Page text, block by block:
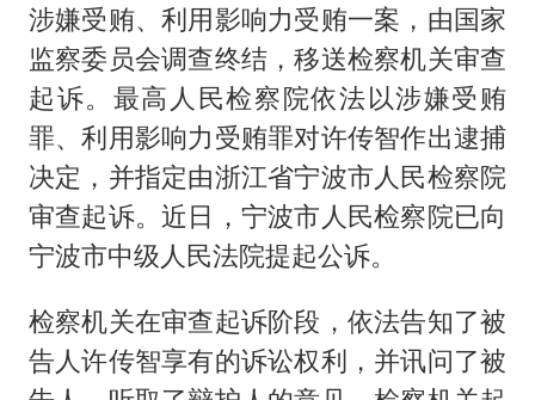
涉嫌受贿、利用影响力受贿一案，由国家
监察委员会调查终结，移送检察机关审查
起诉。最高人民检察院依法以涉嫌受贿
罪、利用影响力受贿罪对许传智作出逮捕
决定，并指定由浙江省宁波市人民检察院
审查起诉。近日，宁波市人民检察院已向
宁波市中级人民法院提起公诉。
检察机关在审查起诉阶段，依法告知了被
告人许传智享有的诉讼权利，并讯问了被